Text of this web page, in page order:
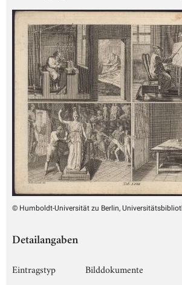
© Humboldt-Universität zu Berlin,
Detailangaben
Eintragstyp
Bilddokumente